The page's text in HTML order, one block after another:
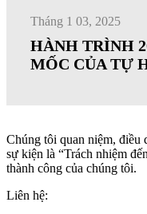
Tháng 1 03, 2025
HÀNH TRÌNH
MỐC CỦA TỰ
Chúng tôi quan niệm, điều
sự kiện là “Trách nhiệm
thành công của chúng tôi.
Liên hệ: